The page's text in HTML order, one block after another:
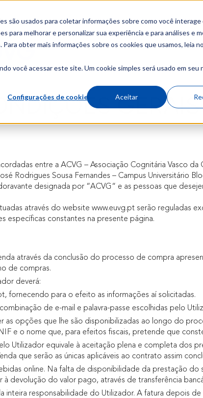
são usados para coletar informações sobre como você interage
para melhorar e personalizar sua experiência e para análises e
obter mais informações sobre os cookies que usamos, leia
você acessar este site. Um cookie simples será usado em seu
Configurações de cookies Aceitar
Sobre
entre a ACVG – Associação Cognitária Vasco da
Rodrigues Sousa Fernandes – Campus Universitário
designada por “ACVG“ e as pessoas que
através do website www.euvg.pt serão reguladas
específicas constantes na presente página.
através da conclusão do processo de compra
de compras.
deverá:
fornecendo para o efeito as informações aí solicitadas.
de e-mail e palavra-passe escolhidas pelo
as opções que lhe são disponibilizadas ao longo do
e o nome que, para efeitos fiscais, pretende que
Utilizador equivale à aceitação plena e completa dos
que serão as únicas aplicáveis ao contrato assim
online. Na falta de disponibilidade da prestação
devolução do valor pago, através de transferência
inteira responsabilidade do Utilizador. A fatura depois